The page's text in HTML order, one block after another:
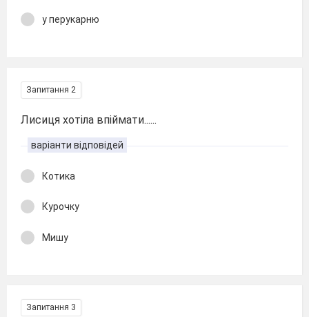
у перукарню
Запитання 2
Лисиця хотіла впіймати......
варіанти відповідей
Котика
Курочку
Мишу
Запитання 3